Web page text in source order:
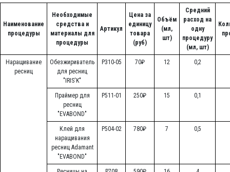
Наименование
процедуры
Необходимые
средства и
материалы для
процедуры
Артикул
Цена за
единицу
товара
(руб)
Объём
(мл,
шт)
Средний
расход на
одну
процедуру
(мл, шт)
Наращивание
ресниц
Обезжириватель
для ресниц
"IRIS'K"
Р310-05 70₽ 12 0,2
Праймер для
ресниц
"EVABOND"
Р511-01 250₽ 15 0,1
Клей для
наращивания
ресниц Adamant
"EVABOND"
Р504-02 780₽ 7 0,5